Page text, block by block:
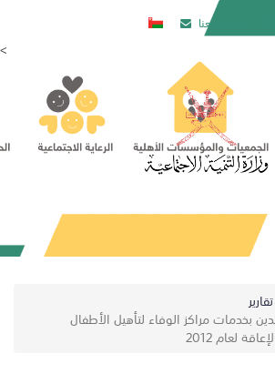
تواصل معنا
<
اﺑﺤﺚ الإعلامي
الدخول
تقارير
بخدمات مراكز الوفاء لتأهيل الأطفال
لعام 2012